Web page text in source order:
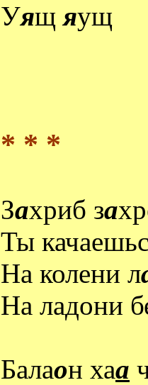
Уящяущ
* * *
Захриб за
Ты
На колени л
На ладони
Балаон хаа